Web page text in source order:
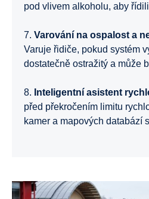
pod vlivem alkoholu, aby
7. Varování na ospalost a
Varuje řidiče, pokud systém
dostatečně ostražitý a může
8. Inteligentní asistent
před překročením limitu
kamer a mapových databází